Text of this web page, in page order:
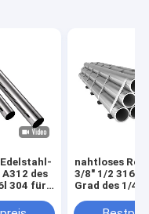
des
304 für
nahtloses
3/8" 1/2 316l
Grad des 1/4